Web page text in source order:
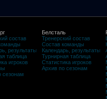
состав
результаты
таблица
игроков
сезонам
Белсталь
Тренерский состав
Состав команды
Календарь, результаты
Турнирная таблица
Статистика игроков
Архив по сезонам